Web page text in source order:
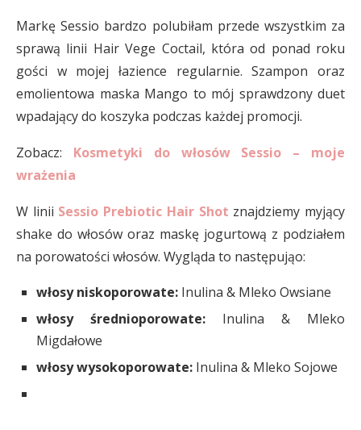
Markę Sessio bardzo polubiłam przede wszystkim za
sprawą linii Hair Vege Coctail, która od ponad roku
gości w mojej łazience regularnie. Szampon oraz
emolientowa maska Mango to mój sprawdzony duet
wpadający do koszyka podczas każdej promocji.
Zobacz: Kosmetyki do włosów Sessio – moje
wrażenia
W linii Sessio Prebiotic Hair Shot znajdziemy myjący
shake do włosów oraz maskę jogurtową z podziałem
na porowatości włosów. Wygląda to następująo:
włosy niskoporowate: Inulina & Mleko Owsiane
włosy średnioporowate: Inulina & Mleko
Migdałowe
włosy wysokoporowate: Inulina & Mleko Sojowe